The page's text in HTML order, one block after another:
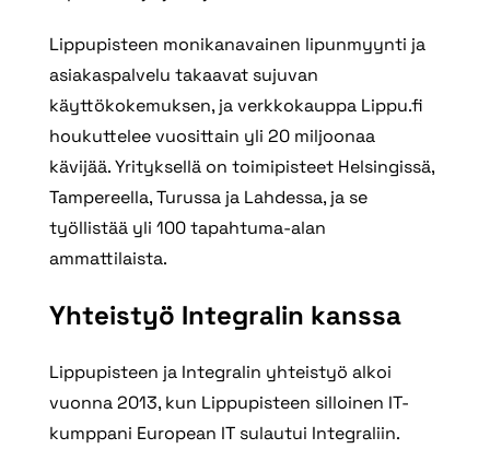
Lippupisteen monikanavainen lipunmyynti ja
asiakaspalvelu takaavat sujuvan
käyttökokemuksen, ja verkkokauppa Lippu.fi
houkuttelee vuosittain yli 20 miljoonaa
kävijää. Yrityksellä on toimipisteet Helsingissä,
Tampereella, Turussa ja Lahdessa, ja se
työllistää yli 100 tapahtuma-alan
ammattilaista.
Yhteistyö Integralin kanssa
Lippupisteen ja Integralin yhteistyö alkoi
vuonna 2013, kun Lippupisteen silloinen IT-
kumppani European IT sulautui Integraliin.